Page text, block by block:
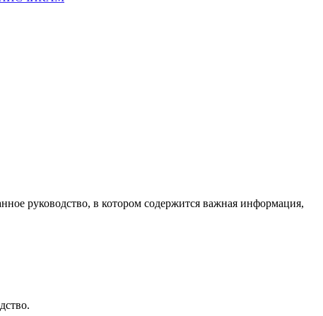
руководство, в котором содержится важная информация,